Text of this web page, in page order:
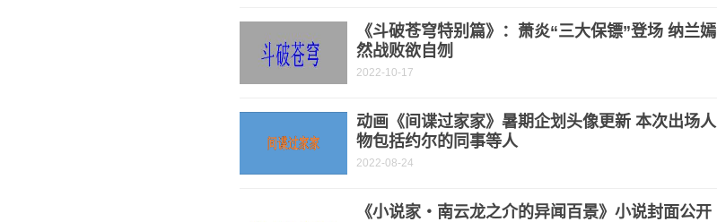
《斗破苍穹特别篇》：萧炎“三大保镖”登场 纳兰嫣
然战败欲自刎
2022-10-17
动画《间谍过家家》暑期企划头像更新 本次出场人
物包括约尔的同事等人
2022-08-24
《小说家・南云龙之介的异闻百景》小说封面公开